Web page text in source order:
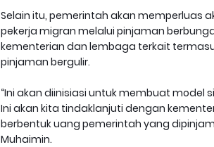
Selain itu, pemerintah akan memperluas
pekerja migran melalui pinjaman
kementerian dan lembaga terkait
pinjaman bergulir.
“Ini akan diinisiasi untuk membuat
Ini akan kita tindaklanjuti dengan
berbentuk uang pemerintah yang
Muhaimin.